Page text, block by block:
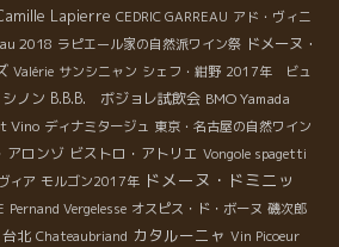
Lapierre CEDRIC GARREAU アド・ヴィニ
2018 ラピエール家の自然派ワイン祭 ドメーヌ・
Valérie サンシニャン シェフ・紺野 2017年 ビュ
シノン B.B.B. ボジョレ試飲会 BMO Yamada
Vino ディナミタージュ 東京・名古屋の自然ワイン
アロンゾ ビストロ・アトリエ Vongole spagetti
ィア モルゴン2017年 ドメーヌ・ドミニッ
Pernand Vergelesse オスピス・ド・ボーヌ 磯次郎
台北 Chateaubriand カタルーニャ Vin Picoeur